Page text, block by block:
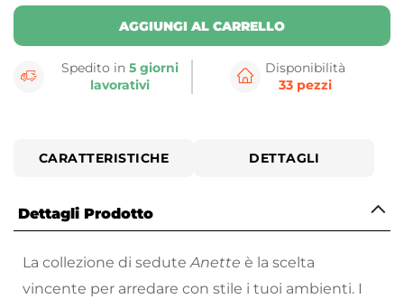
AGGIUNGI AL CARRELLO
Spedito in5 giorni
lavorativi
Disponibilità
33 pezzi
CARATTERISTICHE DETTAGLI
Dettagli Prodotto
La collezione di seduteAnette è la scelta
vincente per arredare con stile i tuoi ambienti. I